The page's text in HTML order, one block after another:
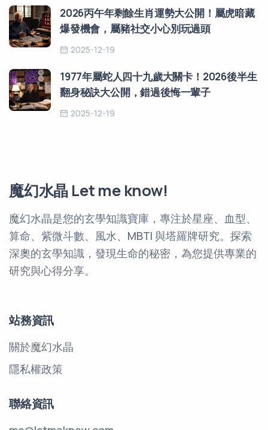
2026丙午年剩餘生肖運勢大公開！屬虎暗藏
爆發機會，屬豬社交小心別玩過頭
2025-12-19
1977年屬蛇人四十九歲大關卡！2026後半生
翻身秘訣大公開，錯過後悔一輩子
2025-12-19
魔幻水晶 Let me know!
魔幻水晶是您的玄學知識寶庫，專注於星座、血型、
算命、紫微斗數、風水、MBTI 與塔羅牌研究。探索
深奧的玄學知識，發現生命的秘密，為您提供專業的
研究與心得分享。
站務資訊
關於魔幻水晶
隱私權政策
聯絡資訊